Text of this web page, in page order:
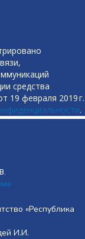
средства
19 февраля 2019 г.
.
«Республика
И.И.